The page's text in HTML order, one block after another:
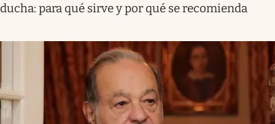
ducha: para qué sirve y por qué se recomienda